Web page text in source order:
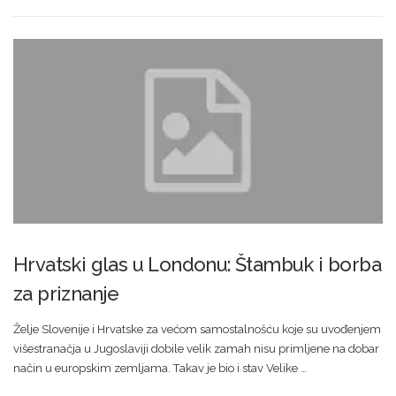
Hrvatski glas u Londonu: Štambuk i borba
za priznanje
Želje Slovenije i Hrvatske za većom samostalnošću koje su uvođenjem
višestranačja u Jugoslaviji dobile velik zamah nisu primljene na dobar
način u europskim zemljama. Takav je bio i stav Velike …